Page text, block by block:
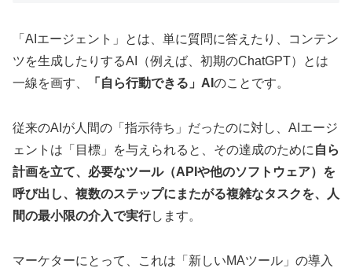
「AIエージェント」とは、単に質問に答えたり、コンテン
ツを生成したりするAI（例えば、初期のChatGPT）とは
一線を画す、
「自ら行動できる」AI のことです。
従来のAIが人間の「指示待ち」だったのに対し、AIエージ
ェントは「目標」を与えられると、その達成のために 自ら
計画を立て、必要なツール（APIや他のソフトウェア）を
呼び出し、複数のステップにまたがる複雑なタスクを、人
間の最小限の介入で実行します。
マーケターにとって、これは「新しいMAツール」の導入